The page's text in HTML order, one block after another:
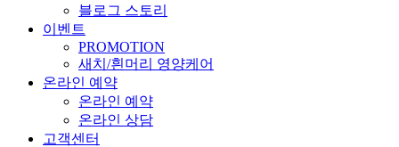
블로그 스토리
이벤트
PROMOTION
새치/흰머리 영양케어
온라인 예약
온라인 예약
온라인 상담
고객센터